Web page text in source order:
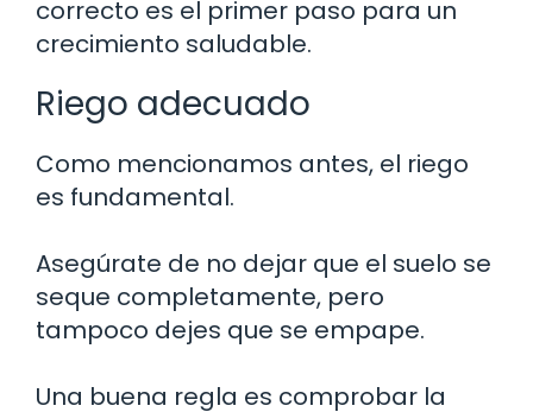
correcto es el primer paso para un
crecimiento saludable.
Riego adecuado
Como mencionamos antes, el riego
es fundamental.
Asegúrate de no dejar que el suelo se
seque completamente, pero
tampoco dejes que se empape.
Una buena regla es comprobar la